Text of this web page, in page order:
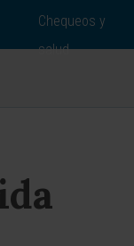
Chequeos y
salud